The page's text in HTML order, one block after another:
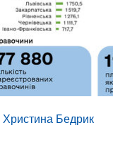
Христина Бедрик